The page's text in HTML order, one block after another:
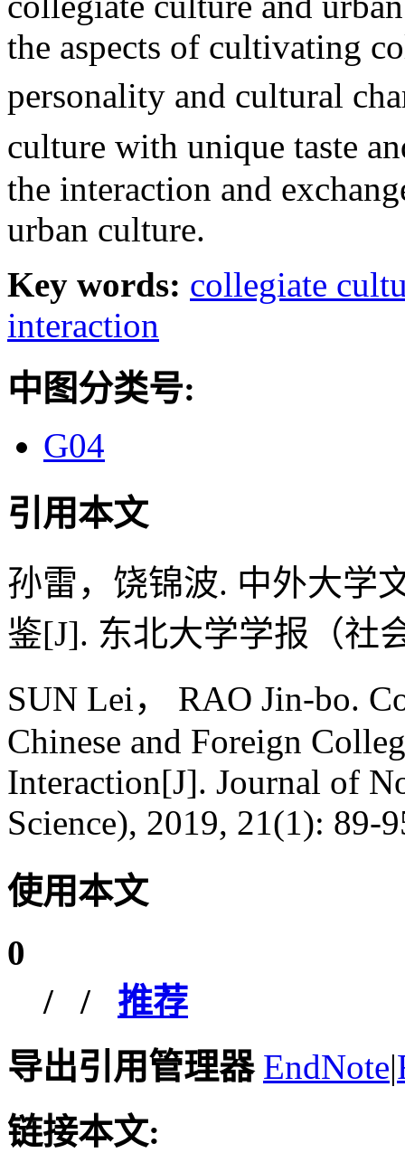
the aspects of cultivating
personality and cultural
culture with unique taste
the interaction and
urban culture.
Key words: collegiate
interaction
中图分类号:
G04
引用本文
孙雷，饶锦波. 中外大学
鉴[J]. 东北大学学报（社
SUN Lei， RAO Jin-bo.
Chinese and Foreign
Interaction[J]. Journal of
Science), 2019, 21(1): 89-
使用本文
0
/ / 推荐
导出引用管理器 EndNote|
链接本文: